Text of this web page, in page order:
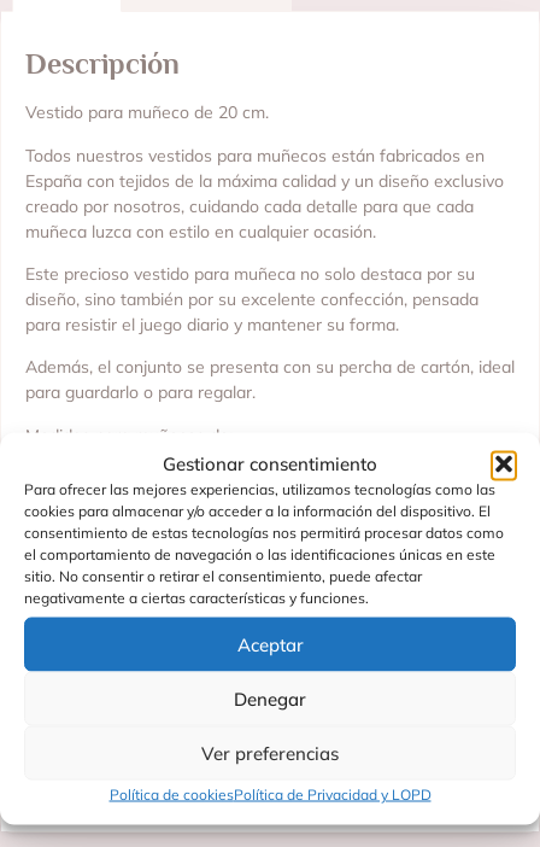
Gestionar consentimiento
Para ofrecer las mejores experiencias, utilizamos tecnologías como las
cookies para almacenar y/o acceder a la información del dispositivo. El
consentimiento de estas tecnologías nos permitirá procesar datos como
el comportamiento de navegación o las identificaciones únicas en este
sitio. No consentir o retirar el consentimiento, puede afectar
negativamente a ciertas características y funciones.
Aceptar
Denegar
Ver preferencias
Política de cookiesPolítica de Privacidad y LOPD
Descripción
Vestido para muñeco de 20 cm.
Todos nuestros vestidos para muñecos están fabricados en
España con tejidos de la máxima calidad y un diseño exclusivo
creado por nosotros, cuidando cada detalle para que cada
muñeca luzca con estilo en cualquier ocasión.
Este precioso vestido para muñeca no solo destaca por su
diseño, sino también por su excelente confección, pensada
para resistir el juego diario y mantener su forma.
Además, el conjunto se presenta con su percha de cartón, ideal
para guardarlo o para regalar.
Medidas para muñecos de:
Tiro: 8 cm
Contorno pecho: 14 cm
Contorno cabeza: 19,5 cm
Edad recomendada: mayores de 36 meses